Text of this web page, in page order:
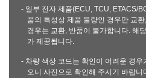
- 일부 전자 제품(ECU, TCU, ETACS/
품의 특성상 제품 불량인 경우만 교
경우는 교환, 반품이 불가합니다. 해
가 제공됩니다.
- 차량 색상 코드는 확인이 어려운 경우
오니 사진으로 확인해 주시기 바랍